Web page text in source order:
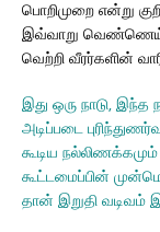
பொறிமுறை என்று
இவ்வாறு வெண்ணெய்
வெற்றி வீரர்களின்
இது ஒரு நாடு,
அடிப்படை
கூடிய
கூட்டமைப்பின்
தான் இறுதி வடிவம்